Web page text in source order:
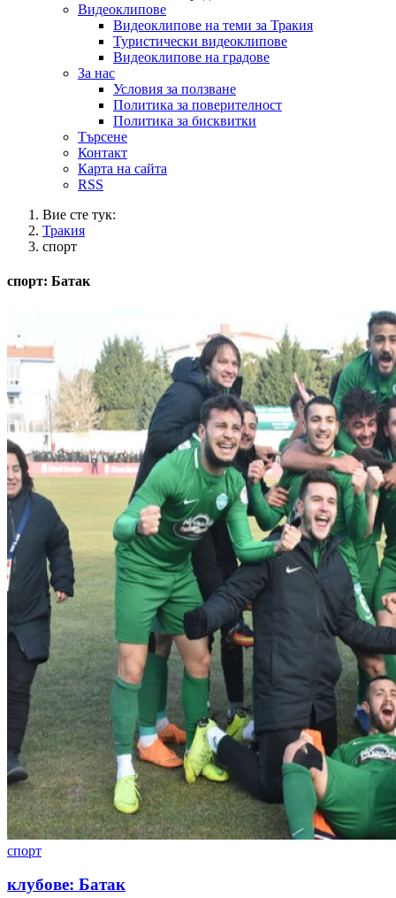
Видеоклипове
Видеоклипове на теми за Тракия
Туристически видеоклипове
Видеоклипове на градове
За нас
Условия за ползване
Политика за поверителност
Политика за бисквитки
Търсене
Контакт
Карта на сайта
RSS
Вие сте тук:
Тракия
спорт
спорт: Батак
спорт
клубове: Батак